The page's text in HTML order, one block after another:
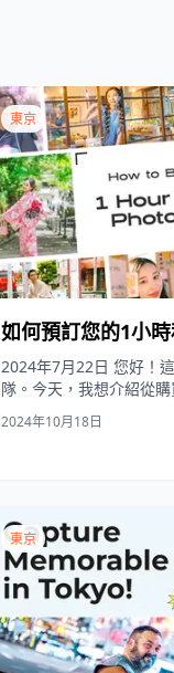
東京
如何預訂您的1小
2024年7月22日 您好！
隊。今天，我想介紹從
2024年10月18日
東京